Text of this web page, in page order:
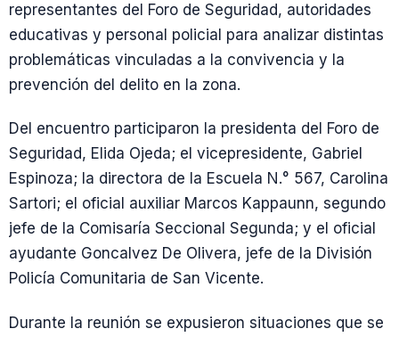
representantes del Foro de Seguridad, autoridades
educativas y personal policial para analizar distintas
problemáticas vinculadas a la convivencia y la
prevención del delito en la zona.
Del encuentro participaron la presidenta del Foro de
Seguridad, Elida Ojeda; el vicepresidente, Gabriel
Espinoza; la directora de la Escuela N.° 567, Carolina
Sartori; el oficial auxiliar Marcos Kappaunn, segundo
jefe de la Comisaría Seccional Segunda; y el oficial
ayudante Goncalvez De Olivera, jefe de la División
Policía Comunitaria de San Vicente.
Durante la reunión se expusieron situaciones que se